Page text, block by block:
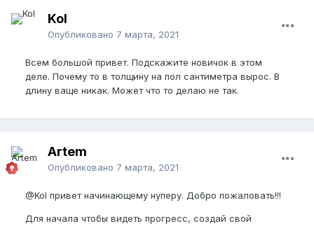
Kol
Опубликовано 7 марта, 2021
Всем большой привет. Подскажите новичок в этом
деле. Почему то в толщину на пол сантиметра вырос. В
длину ваще никак. Может что то делаю не так.
Artem
Опубликовано 7 марта, 2021
@Kol привет начинающему нуперу. Добро пожаловать!!!
Для начала чтобы видеть прогресс, создай свой